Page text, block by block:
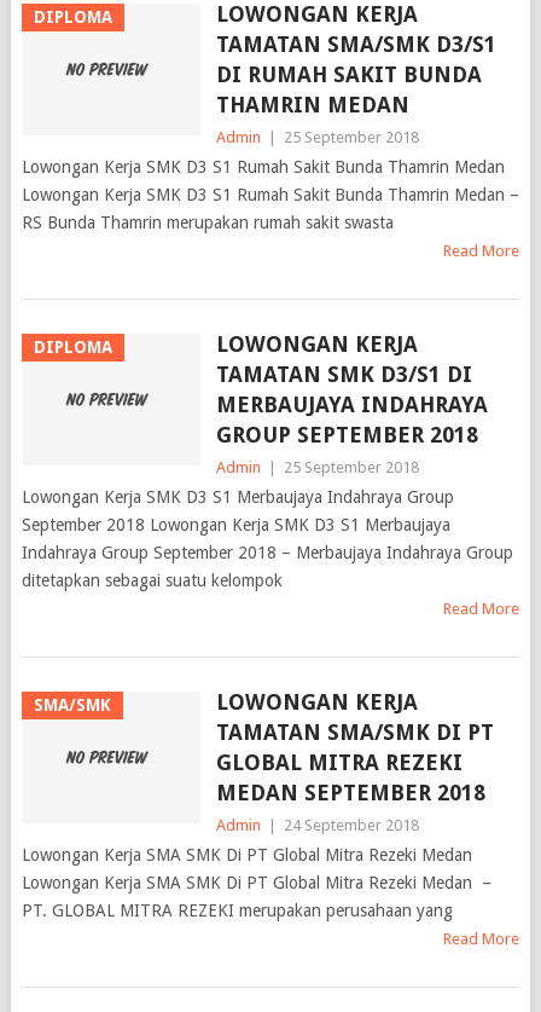
DIPLOMA
LOWONGAN KERJA
TAMATAN SMA/SMK D3/S1
DI RUMAH SAKIT BUNDA
THAMRIN MEDAN
Admin 25 September 2018
Lowongan Kerja SMK D3 S1 Rumah Sakit Bunda Thamrin Medan
Lowongan Kerja SMK D3 S1 Rumah Sakit Bunda Thamrin Medan –
RS Bunda Thamrin merupakan rumah sakit swasta
Read More
DIPLOMA
LOWONGAN KERJA
TAMATAN SMK D3/S1 DI
MERBAUJAYA INDAHRAYA
GROUP SEPTEMBER 2018
Admin 25 September 2018
Lowongan Kerja SMK D3 S1 Merbaujaya Indahraya Group
September 2018 Lowongan Kerja SMK D3 S1 Merbaujaya
Indahraya Group September 2018 – Merbaujaya Indahraya Group
ditetapkan sebagai suatu kelompok
Read More
SMA/SMK
LOWONGAN KERJA
TAMATAN SMA/SMK DI PT
GLOBAL MITRA REZEKI
MEDAN SEPTEMBER 2018
Admin 24 September 2018
Lowongan Kerja SMA SMK Di PT Global Mitra Rezeki Medan
Lowongan Kerja SMA SMK Di PT Global Mitra Rezeki Medan –
PT. GLOBAL MITRA REZEKI merupakan perusahaan yang
Read More